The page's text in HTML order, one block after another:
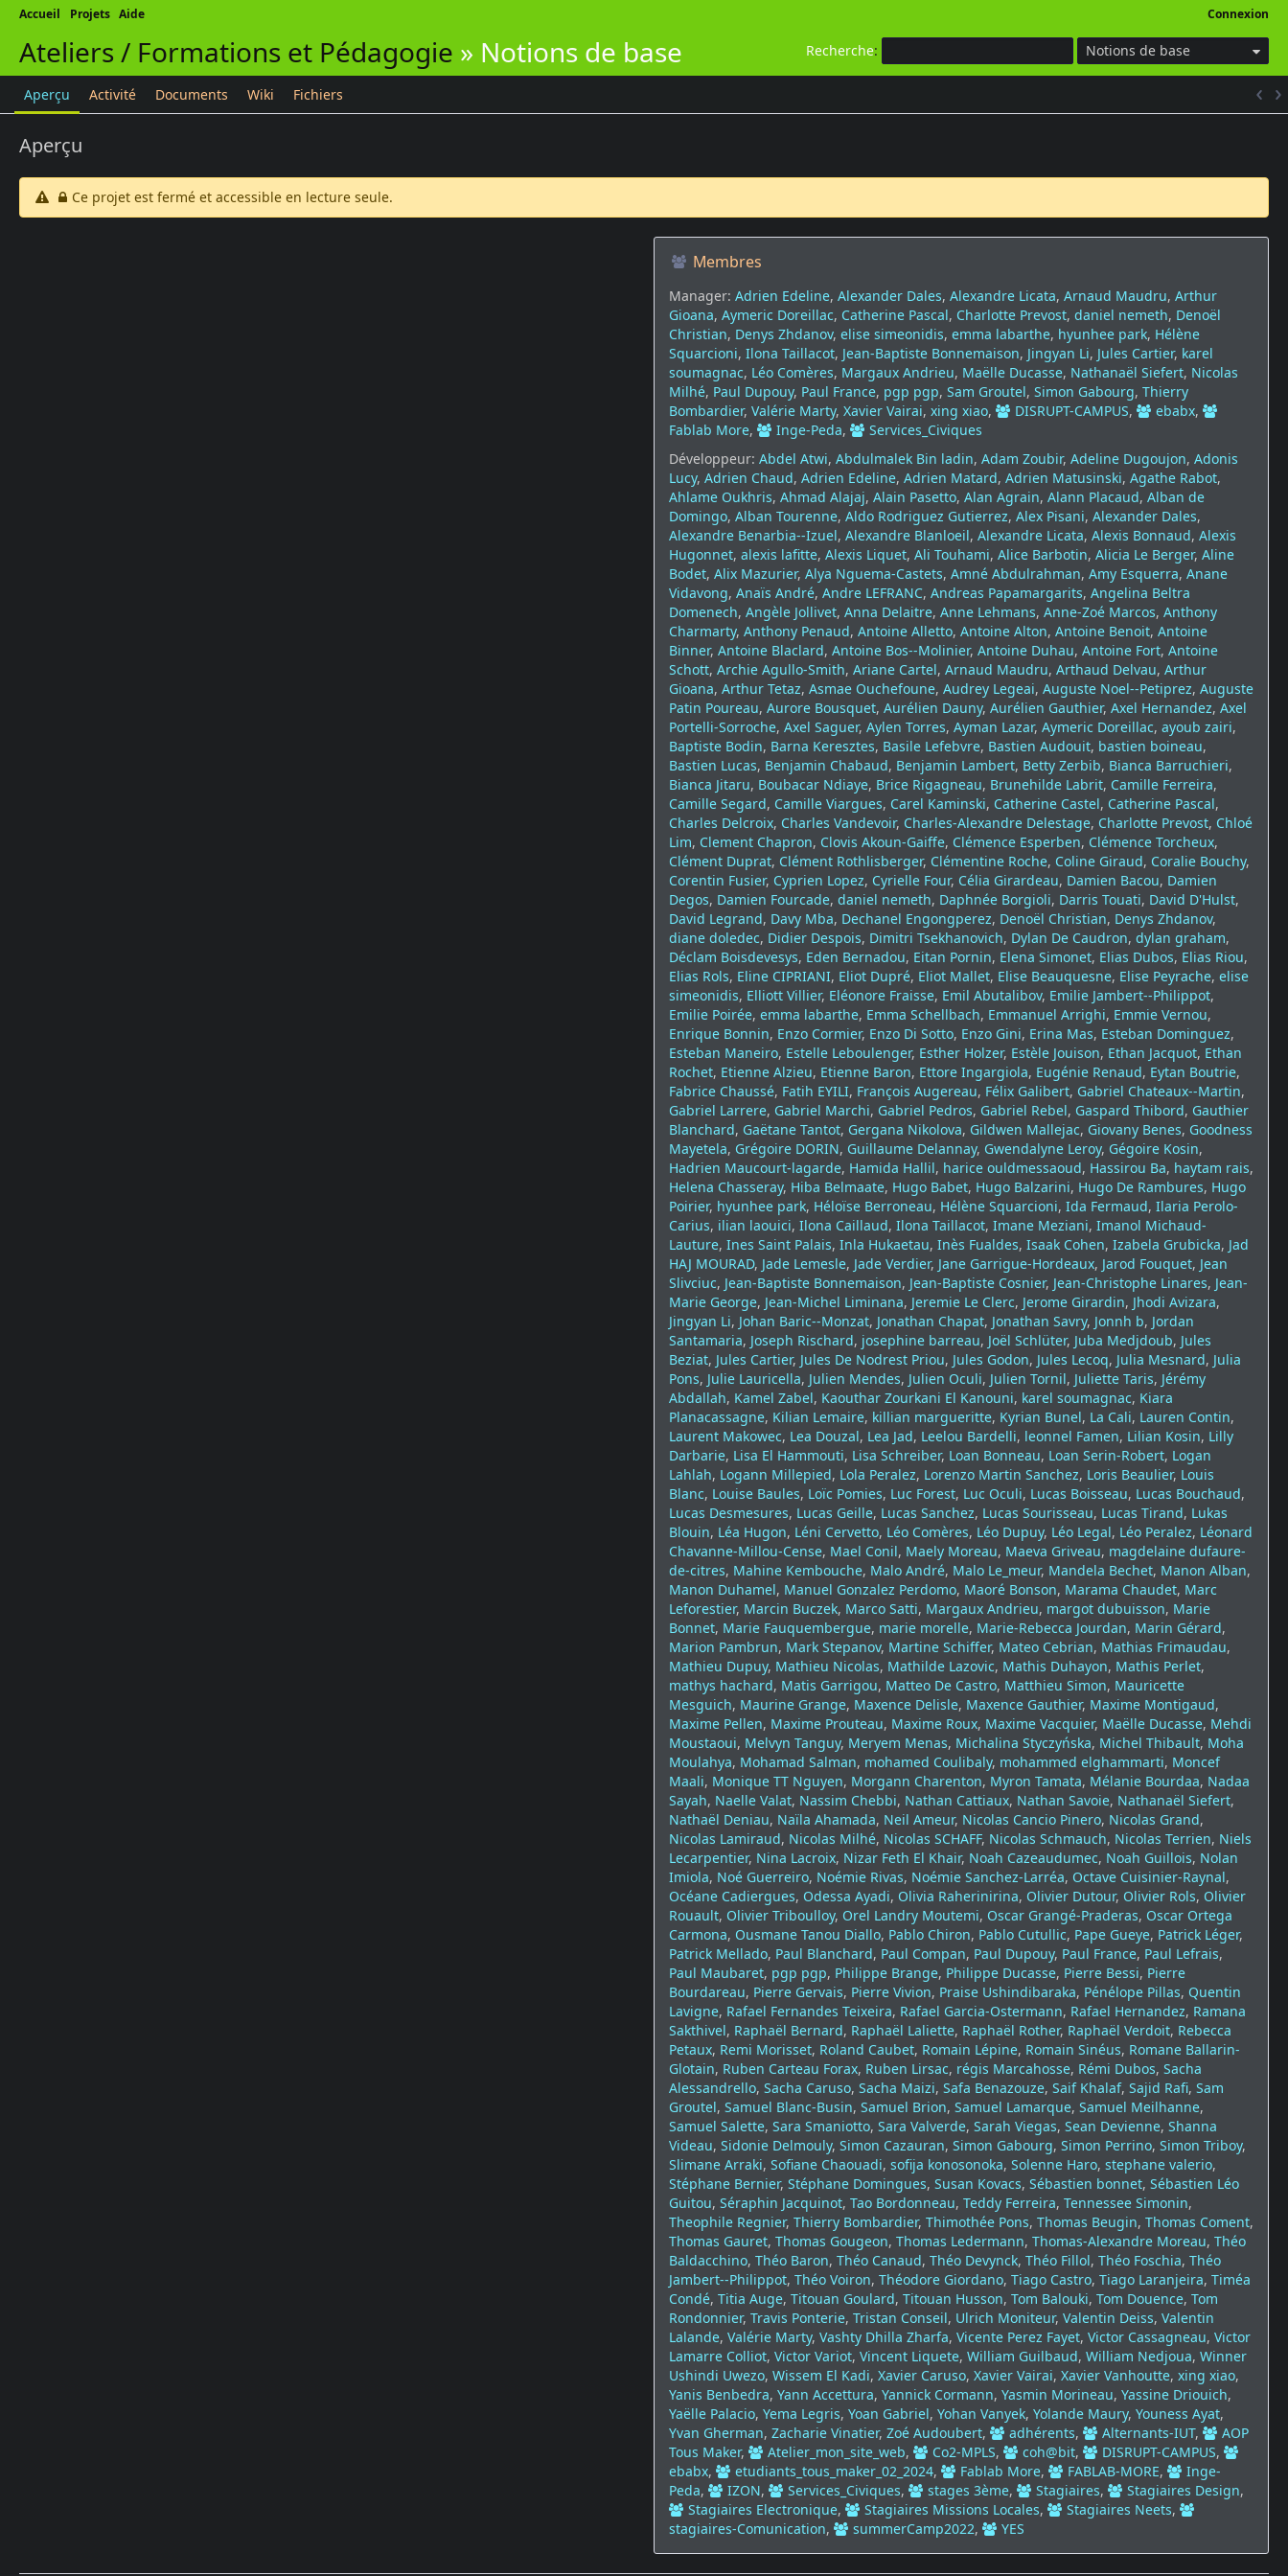
Connexion
Accueil Projets Aide
Recherche: Notions de base
Ateliers / Formations et Pédagogie » Notions de base
Aperçu Activité Documents Wiki Fichiers
Aperçu
Ce projet est fermé et accessible en lecture seule.
Membres
Manager: Adrien Edeline, Alexander Dales, Alexandre Licata, Arnaud Maudru, Arthur
Gioana, Aymeric Doreillac, Catherine Pascal, Charlotte Prevost, daniel nemeth, Denoël
Christian, Denys Zhdanov, elise simeonidis, emma labarthe, hyunhee park, Hélène
Squarcioni, Ilona Taillacot, Jean-Baptiste Bonnemaison, Jingyan Li, Jules Cartier, karel
soumagnac, Léo Comères, Margaux Andrieu, Maëlle Ducasse, Nathanaël Siefert, Nicolas
Milhé, Paul Dupouy, Paul France, pgp pgp, Sam Groutel, Simon Gabourg, Thierry
Bombardier, Valérie Marty, Xavier Vairai, xing xiao, DISRUPT-CAMPUS, ebabx,
Fablab More, Inge-Peda,
Services_Civiques
Développeur: Abdel Atwi, Abdulmalek Bin ladin, Adam Zoubir, Adeline Dugoujon, Adonis
Lucy, Adrien Chaud, Adrien Edeline, Adrien Matard, Adrien Matusinski, Agathe Rabot,
Ahlame Oukhris, Ahmad Alajaj, Alain Pasetto, Alan Agrain, Alann Placaud, Alban de
Domingo, Alban Tourenne, Aldo Rodriguez Gutierrez, Alex Pisani, Alexander Dales,
Alexandre Benarbia--Izuel, Alexandre Blanloeil, Alexandre Licata, Alexis Bonnaud, Alexis
Hugonnet, alexis lafitte, Alexis Liquet, Ali Touhami, Alice Barbotin, Alicia Le Berger, Aline
Bodet, Alix Mazurier, Alya Nguema-Castets, Amné Abdulrahman, Amy Esquerra, Anane
Vidavong, Anaïs André, Andre LEFRANC, Andreas Papamargarits, Angelina Beltra
Domenech, Angèle Jollivet, Anna Delaitre, Anne Lehmans, Anne-Zoé Marcos, Anthony
Charmarty, Anthony Penaud, Antoine Alletto, Antoine Alton, Antoine Benoit, Antoine
Binner, Antoine Blaclard, Antoine Bos--Molinier, Antoine Duhau, Antoine Fort, Antoine
Schott, Archie Agullo-Smith, Ariane Cartel, Arnaud Maudru, Arthaud Delvau, Arthur
Gioana, Arthur Tetaz, Asmae Ouchefoune, Audrey Legeai, Auguste Noel--Petiprez, Auguste
Patin Poureau, Aurore Bousquet, Aurélien Dauny, Aurélien Gauthier, Axel Hernandez, Axel
Portelli-Sorroche, Axel Saguer, Aylen Torres, Ayman Lazar, Aymeric Doreillac, ayoub zairi,
Baptiste Bodin, Barna Keresztes, Basile Lefebvre, Bastien Audouit, bastien boineau,
Bastien Lucas, Benjamin Chabaud, Benjamin Lambert, Betty Zerbib, Bianca Barruchieri,
Bianca Jitaru, Boubacar Ndiaye, Brice Rigagneau, Brunehilde Labrit, Camille Ferreira,
Camille Segard, Camille Viargues, Carel Kaminski, Catherine Castel, Catherine Pascal,
Charles Delcroix, Charles Vandevoir, Charles-Alexandre Delestage, Charlotte Prevost, Chloé
Lim, Clement Chapron, Clovis Akoun-Gaiffe, Clémence Esperben, Clémence Torcheux,
Clément Duprat, Clément Rothlisberger, Clémentine Roche, Coline Giraud, Coralie Bouchy,
Corentin Fusier, Cyprien Lopez, Cyrielle Four, Célia Girardeau, Damien Bacou, Damien
Degos, Damien Fourcade, daniel nemeth, Daphnée Borgioli, Darris Touati, David D'Hulst,
David Legrand, Davy Mba, Dechanel Engongperez, Denoël Christian, Denys Zhdanov,
diane doledec, Didier Despois, Dimitri Tsekhanovich, Dylan De Caudron, dylan graham,
Déclam Boisdevesys, Eden Bernadou, Eitan Pornin, Elena Simonet, Elias Dubos, Elias Riou,
Elias Rols, Eline CIPRIANI, Eliot Dupré, Eliot Mallet, Elise Beauquesne, Elise Peyrache, elise
simeonidis, Elliott Villier, Eléonore Fraisse, Emil Abutalibov, Emilie Jambert--Philippot,
Emilie Poirée, emma labarthe, Emma Schellbach, Emmanuel Arrighi, Emmie Vernou,
Enrique Bonnin, Enzo Cormier, Enzo Di Sotto, Enzo Gini, Erina Mas, Esteban Dominguez,
Esteban Maneiro, Estelle Leboulenger, Esther Holzer, Estèle Jouison, Ethan Jacquot, Ethan
Rochet, Etienne Alzieu, Etienne Baron, Ettore Ingargiola, Eugénie Renaud, Eytan Boutrie,
Fabrice Chaussé, Fatih EYILI, François Augereau, Félix Galibert, Gabriel Chateaux--Martin,
Gabriel Larrere, Gabriel Marchi, Gabriel Pedros, Gabriel Rebel, Gaspard Thibord, Gauthier
Blanchard, Gaëtane Tantot, Gergana Nikolova, Gildwen Mallejac, Giovany Benes, Goodness
Mayetela, Grégoire DORIN, Guillaume Delannay, Gwendalyne Leroy, Gégoire Kosin,
Hadrien Maucourt-lagarde, Hamida Hallil, harice ouldmessaoud, Hassirou Ba, haytam rais,
Helena Chasseray, Hiba Belmaate, Hugo Babet, Hugo Balzarini, Hugo De Rambures, Hugo
Poirier, hyunhee park, Héloïse Berroneau, Hélène Squarcioni, Ida Fermaud, Ilaria Perolo-
Carius, ilian laouici, Ilona Caillaud, Ilona Taillacot, Imane Meziani, Imanol Michaud-
Lauture, Ines Saint Palais, Inla Hukaetau, Inès Fualdes, Isaak Cohen, Izabela Grubicka, Jad
HAJ MOURAD, Jade Lemesle, Jade Verdier, Jane Garrigue-Hordeaux, Jarod Fouquet, Jean
Slivciuc, Jean-Baptiste Bonnemaison, Jean-Baptiste Cosnier, Jean-Christophe Linares, Jean-
Marie George, Jean-Michel Liminana, Jeremie Le Clerc, Jerome Girardin, Jhodi Avizara,
Jingyan Li, Johan Baric--Monzat, Jonathan Chapat, Jonathan Savry, Jonnh b, Jordan
Santamaria, Joseph Rischard, josephine barreau, Joël Schlüter, Juba Medjdoub, Jules
Beziat, Jules Cartier, Jules De Nodrest Priou, Jules Godon, Jules Lecoq, Julia Mesnard, Julia
Pons, Julie Lauricella, Julien Mendes, Julien Oculi, Julien Tornil, Juliette Taris, Jérémy
Abdallah, Kamel Zabel, Kaouthar Zourkani El Kanouni, karel soumagnac, Kiara
Planacassagne, Kilian Lemaire, killian margueritte, Kyrian Bunel, La Cali, Lauren Contin,
Laurent Makowec, Lea Douzal, Lea Jad, Leelou Bardelli, leonnel Famen, Lilian Kosin, Lilly
Darbarie, Lisa El Hammouti, Lisa Schreiber, Loan Bonneau, Loan Serin-Robert, Logan
Lahlah, Logann Millepied, Lola Peralez, Lorenzo Martin Sanchez, Loris Beaulier, Louis
Blanc, Louise Baules, Loïc Pomies, Luc Forest, Luc Oculi, Lucas Boisseau, Lucas Bouchaud,
Lucas Desmesures, Lucas Geille, Lucas Sanchez, Lucas Sourisseau, Lucas Tirand, Lukas
Blouin, Léa Hugon, Léni Cervetto, Léo Comères, Léo Dupuy, Léo Legal, Léo Peralez, Léonard
Chavanne-Millou-Cense, Mael Conil, Maely Moreau, Maeva Griveau, magdelaine dufaure-
de-citres, Mahine Kembouche, Malo André, Malo Le_meur, Mandela Bechet, Manon Alban,
Manon Duhamel, Manuel Gonzalez Perdomo, Maoré Bonson, Marama Chaudet, Marc
Leforestier, Marcin Buczek, Marco Satti, Margaux Andrieu, margot dubuisson, Marie
Bonnet, Marie Fauquembergue, marie morelle, Marie-Rebecca Jourdan, Marin Gérard,
Marion Pambrun, Mark Stepanov, Martine Schiffer, Mateo Cebrian, Mathias Frimaudau,
Mathieu Dupuy, Mathieu Nicolas, Mathilde Lazovic, Mathis Duhayon, Mathis Perlet,
mathys hachard, Matis Garrigou, Matteo De Castro, Matthieu Simon, Mauricette
Mesguich, Maurine Grange, Maxence Delisle, Maxence Gauthier, Maxime Montigaud,
Maxime Pellen, Maxime Prouteau, Maxime Roux, Maxime Vacquier, Maëlle Ducasse, Mehdi
Moustaoui, Melvyn Tanguy, Meryem Menas, Michalina Styczyńska, Michel Thibault, Moha
Moulahya, Mohamad Salman, mohamed Coulibaly, mohammed elghammarti, Moncef
Maali, Monique TT Nguyen, Morgann Charenton, Myron Tamata, Mélanie Bourdaa, Nadaa
Sayah, Naelle Valat, Nassim Chebbi, Nathan Cattiaux, Nathan Savoie, Nathanaël Siefert,
Nathaël Deniau, Naïla Ahamada, Neil Ameur, Nicolas Cancio Pinero, Nicolas Grand,
Nicolas Lamiraud, Nicolas Milhé, Nicolas SCHAFF, Nicolas Schmauch, Nicolas Terrien, Niels
Lecarpentier, Nina Lacroix, Nizar Feth El Khair, Noah Cazeaudumec, Noah Guillois, Nolan
Imiola, Noé Guerreiro, Noémie Rivas, Noémie Sanchez-Larréa, Octave Cuisinier‑Raynal,
Océane Cadiergues, Odessa Ayadi, Olivia Raherinirina, Olivier Dutour, Olivier Rols, Olivier
Rouault, Olivier Triboulloy, Orel Landry Moutemi, Oscar Grangé-Praderas, Oscar Ortega
Carmona, Ousmane Tanou Diallo, Pablo Chiron, Pablo Cutullic, Pape Gueye, Patrick Léger,
Patrick Mellado, Paul Blanchard, Paul Compan, Paul Dupouy, Paul France, Paul Lefrais,
Paul Maubaret, pgp pgp, Philippe Brange, Philippe Ducasse, Pierre Bessi, Pierre
Bourdareau, Pierre Gervais, Pierre Vivion, Praise Ushindibaraka, Pénélope Pillas, Quentin
Lavigne, Rafael Fernandes Teixeira, Rafael Garcia-Ostermann, Rafael Hernandez, Ramana
Sakthivel, Raphaël Bernard, Raphaël Laliette, Raphaël Rother, Raphaël Verdoit, Rebecca
Petaux, Remi Morisset, Roland Caubet, Romain Lépine, Romain Sinéus, Romane Ballarin-
Glotain, Ruben Carteau Forax, Ruben Lirsac, régis Marcahosse, Rémi Dubos, Sacha
Alessandrello, Sacha Caruso, Sacha Maizi, Safa Benazouze, Saif Khalaf, Sajid Rafi, Sam
Groutel, Samuel Blanc-Busin, Samuel Brion, Samuel Lamarque, Samuel Meilhanne,
Samuel Salette, Sara Smaniotto, Sara Valverde, Sarah Viegas, Sean Devienne, Shanna
Videau, Sidonie Delmouly, Simon Cazauran, Simon Gabourg, Simon Perrino, Simon Triboy,
Slimane Arraki, Sofiane Chaouadi, sofija konosonoka, Solenne Haro, stephane valerio,
Stéphane Bernier, Stéphane Domingues, Susan Kovacs, Sébastien bonnet, Sébastien Léo
Guitou, Séraphin Jacquinot, Tao Bordonneau, Teddy Ferreira, Tennessee Simonin,
Theophile Regnier, Thierry Bombardier, Thimothée Pons, Thomas Beugin, Thomas Coment,
Thomas Gauret, Thomas Gougeon, Thomas Ledermann, Thomas-Alexandre Moreau, Théo
Baldacchino, Théo Baron, Théo Canaud, Théo Devynck, Théo Fillol, Théo Foschia, Théo
Jambert--Philippot, Théo Voiron, Théodore Giordano, Tiago Castro, Tiago Laranjeira, Timéa
Condé, Titia Auge, Titouan Goulard, Titouan Husson, Tom Balouki, Tom Douence, Tom
Rondonnier, Travis Ponterie, Tristan Conseil, Ulrich Moniteur, Valentin Deiss, Valentin
Lalande, Valérie Marty, Vashty Dhilla Zharfa, Vicente Perez Fayet, Victor Cassagneau, Victor
Lamarre Colliot, Victor Variot, Vincent Liquete, William Guilbaud, William Nedjoua, Winner
Ushindi Uwezo, Wissem El Kadi, Xavier Caruso, Xavier Vairai, Xavier Vanhoutte, xing xiao,
Yanis Benbedra, Yann Accettura, Yannick Cormann, Yasmin Morineau, Yassine Driouich,
Yaëlle Palacio, Yema Legris, Yoan Gabriel, Yohan Vanyek, Yolande Maury, Youness Ayat,
Yvan Gherman, Zacharie Vinatier, Zoé Audoubert, adhérents, Alternants-IUT,
AOP
Tous Maker, Atelier_mon_site_web, Co2-MPLS, coh@bit, DISRUPT-CAMPUS,
ebabx, etudiants_tous_maker_02_2024, Fablab More, FABLAB-MORE,
Inge-
Peda, IZON, Services_Civiques, stages 3ème, Stagiaires, Stagiaires Design,
Stagiaires Electronique, Stagiaires Missions Locales, Stagiaires Neets,
stagiaires-Comunication, summerCamp2022, YES